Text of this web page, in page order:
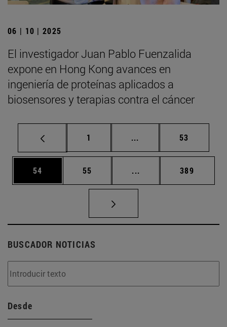
06 | 10 | 2025
El investigador Juan Pablo Fuenzalida
expone en Hong Kong avances en
ingeniería de proteínas aplicados a
biosensores y terapias contra el cáncer
Página
1 ... Páginas intermedias
Página
53
Página
54 Página
55 ... Páginas intermedias
Página
389
BUSCADOR NOTICIAS
Desde